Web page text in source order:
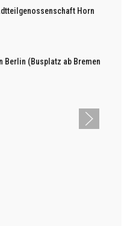
Horn
Berlin (Busplatz ab Bremen